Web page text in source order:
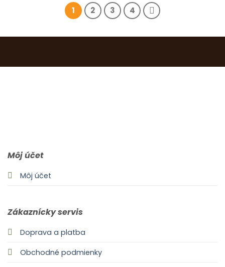
1 2 3 4
Môj účet
Môj účet
Zákaznícky servis
Doprava a platba
Obchodné podmienky